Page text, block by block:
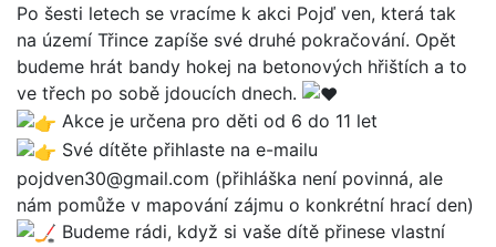
Po šesti letech se vracíme k akci Pojď ven, která tak
na území Třince zapíše své druhé pokračování. Opět
budeme hrát bandy hokej na betonových hřištích a to
ve třech po sobě jdoucích dnech.
Akce je určena pro děti od 6 do 11 let
Své dítěte přihlaste na e-mailu
pojdven30@gmail.com (přihláška není povinná, ale
nám pomůže v mapování zájmu o konkrétní hrací den)
Budeme rádi, když si vaše dítě přinese vlastní